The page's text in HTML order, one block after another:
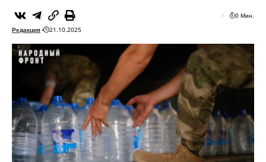
Редакция 21.10.2025
0 Мин.